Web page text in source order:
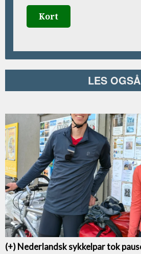
Kort
LES OGSÅ